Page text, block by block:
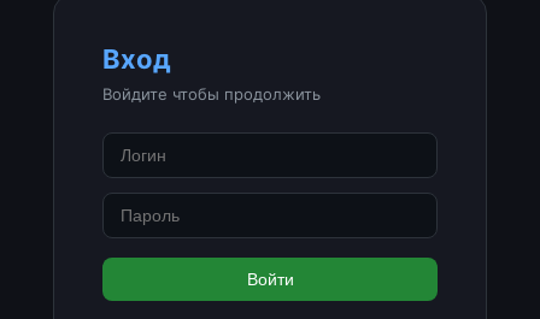
Вход
Войдите чтобы продолжить
Войти